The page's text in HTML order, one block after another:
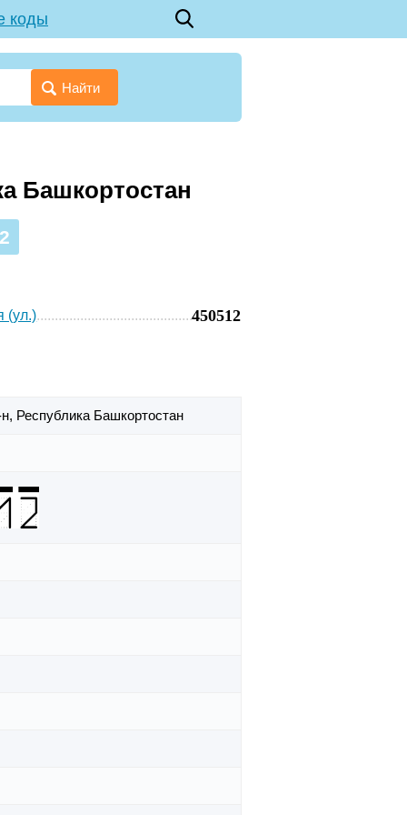
коды
Найти
Башкортостан
(ул.) 450512
Республика Башкортостан